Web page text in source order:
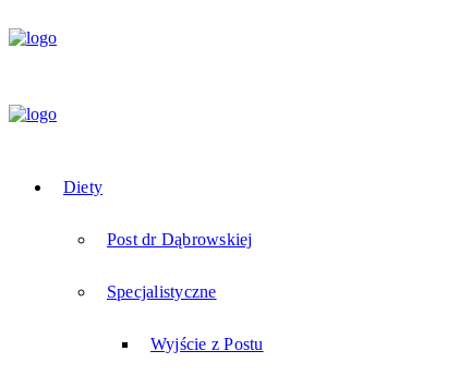
Diety
Post dr Dąbrowskiej
Specjalistyczne
Wyjście z Postu